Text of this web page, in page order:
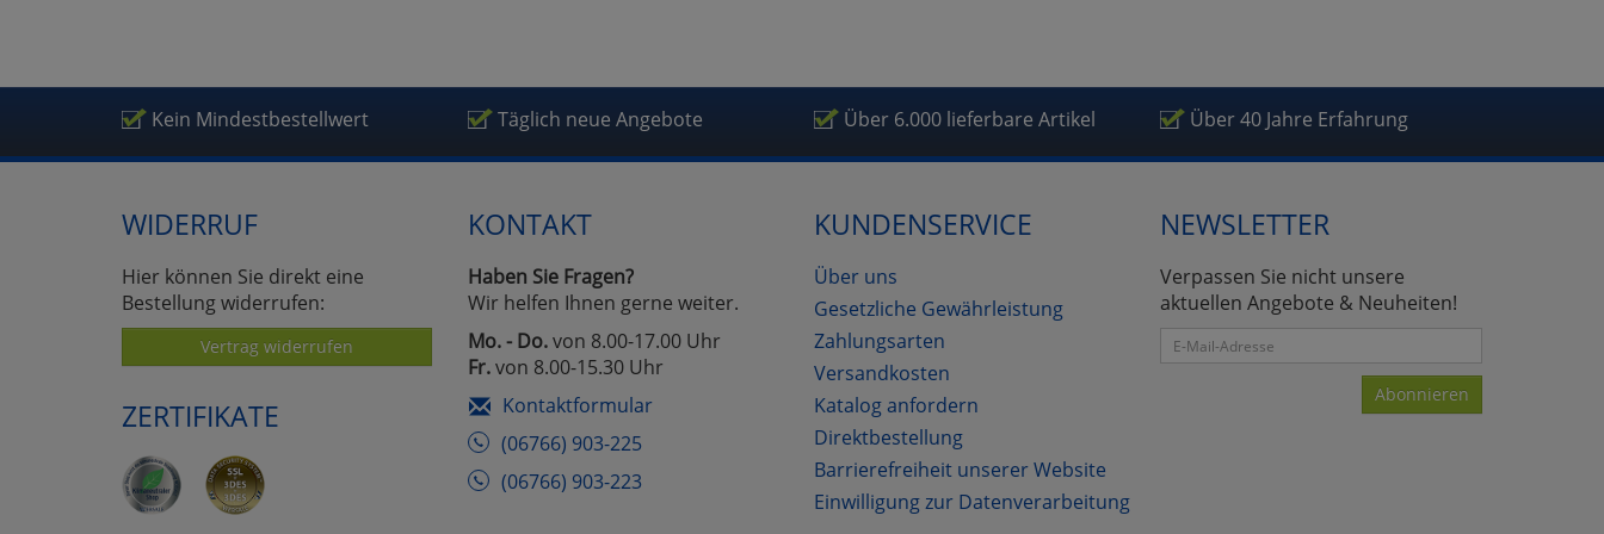
Kein Mindestbestellwert Täglich neue Angebote Über 6.000 lieferbare Artikel Über 40 Jahre Erfahrung
WIDERRUF
Hier können Sie direkt eine
Bestellung widerrufen:
Vertrag widerrufen
ZERTIFIKATE
KONTAKT
Haben Sie Fragen?
Wir helfen Ihnen gerne weiter.
Mo. - Do.von 8.00-17.00 Uhr
Fr.von 8.00-15.30 Uhr
Kontaktformular
(06766) 903-225
(06766) 903-223
KUNDENSERVICE
Über uns
Gesetzliche Gewährleistung
Zahlungsarten
Versandkosten
Katalog anfordern
Direktbestellung
Barrierefreiheit unserer Website
Einwilligung zur Datenverarbeitung
NEWSLETTER
Verpassen Sie nicht unsere
aktuellen Angebote & Neuheiten!
Abonnieren